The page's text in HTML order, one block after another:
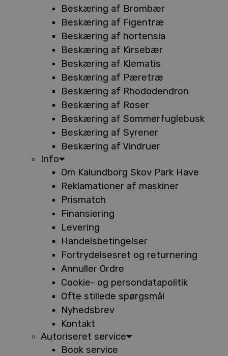
Beskæring af Brombær
Beskæring af Figentræ
Beskæring af hortensia
Beskæring af Kirsebær
Beskæring af Klematis
Beskæring af Pæretræ
Beskæring af Rhododendron
Beskæring af Roser
Beskæring af Sommerfuglebusk
Beskæring af Syrener
Beskæring af Vindruer
Info
Om Kalundborg Skov Park Have
Reklamationer af maskiner
Prismatch
Finansiering
Levering
Handelsbetingelser
Fortrydelsesret og returnering
Annuller Ordre
Cookie- og persondatapolitik
Ofte stillede spørgsmål
Nyhedsbrev
Kontakt
Autoriseret service
Book service